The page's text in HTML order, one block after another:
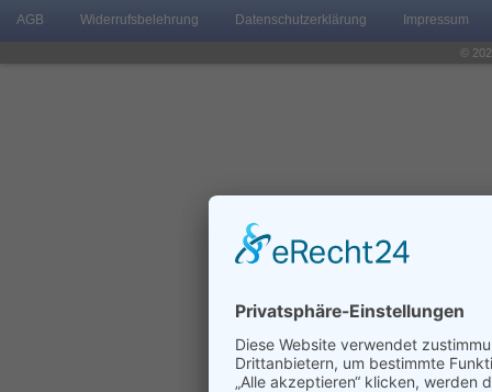
AGB Widerrufsbelehrung Datenschutzerklärung Impressum
©